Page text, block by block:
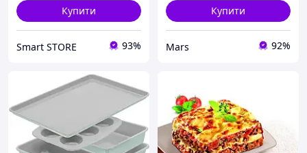
Купити
Smart STORE 93%
Купити
Mars 92%